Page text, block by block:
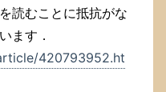
読むことに抵抗がな
ます．
420793952.ht